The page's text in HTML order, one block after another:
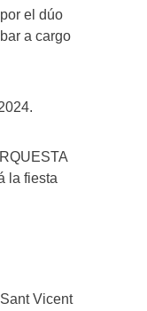
el dúo
a cargo
la fiesta
Vicent